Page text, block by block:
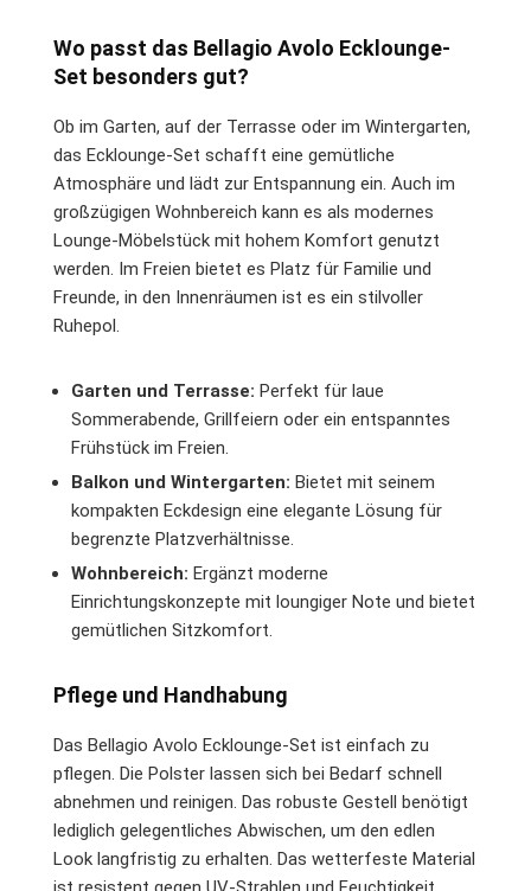
Wo passt das Bellagio Avolo Ecklounge-
Set besonders gut?
Ob im Garten, auf der Terrasse oder im Wintergarten,
das Ecklounge-Set schafft eine gemütliche
Atmosphäre und lädt zur Entspannung ein. Auch im
großzügigen Wohnbereich kann es als modernes
Lounge-Möbelstück mit hohem Komfort genutzt
werden. Im Freien bietet es Platz für Familie und
Freunde, in den Innenräumen ist es ein stilvoller
Ruhepol.
Garten und Terrasse: Perfekt für laue
Sommerabende, Grillfeiern oder ein entspanntes
Frühstück im Freien.
Balkon und Wintergarten: Bietet mit seinem
kompakten Eckdesign eine elegante Lösung für
begrenzte Platzverhältnisse.
Wohnbereich: Ergänzt moderne
Einrichtungskonzepte mit loungiger Note und bietet
gemütlichen Sitzkomfort.
Pflege und Handhabung
Das Bellagio Avolo Ecklounge-Set ist einfach zu
pflegen. Die Polster lassen sich bei Bedarf schnell
abnehmen und reinigen. Das robuste Gestell benötigt
lediglich gelegentliches Abwischen, um den edlen
Look langfristig zu erhalten. Das wetterfeste Material